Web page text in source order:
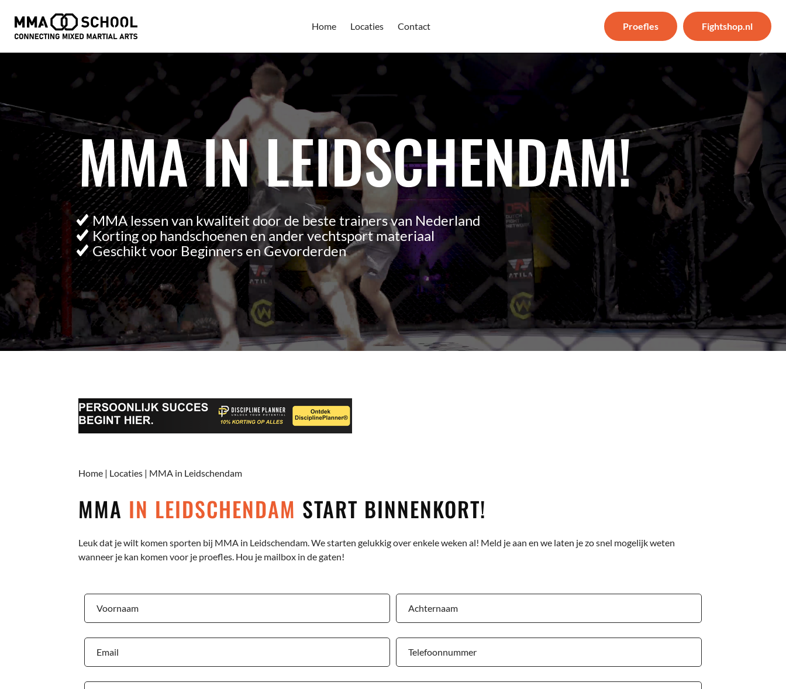
Home Locaties Contact Proefles Fightshop.nl
MMA IN LEIDSCHENDAM!
MMA lessen van kwaliteit door de beste trainers van Nederland
Korting op handschoenen en ander vechtsport materiaal
Geschikt voor Beginners en Gevorderden
Home | Locaties | MMA in Leidschendam
MMA IN LEIDSCHENDAM START BINNENKORT!
Leuk dat je wilt komen sporten bij MMA in Leidschendam. We starten gelukkig over enkele weken al! Meld je aan en we laten je zo snel mogelijk weten
wanneer je kan komen voor je proefles. Hou je mailbox in de gaten!